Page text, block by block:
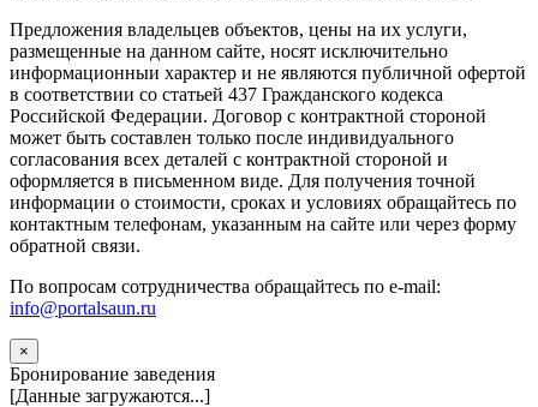
Предложения владельцев объектов, цены на их услуги,
размещенные на данном сайте, носят исключительно
информационныи характер и не являются публичной офертой
в соответствии со статьей 437 Гражданского кодекса
Российской Федерации. Договор с контрактной стороной
может быть составлен только после индивидуального
согласования всех деталей с контрактной стороной и
оформляется в письменном виде. Для получения точной
информации о стоимости, сроках и условиях обращайтесь по
контактным телефонам, указанным на сайте или через форму
обратной связи.
По вопросам сотрудничества обращайтесь по e-mail:
info@portalsaun.ru
×
Бронирование заведения
[Данные загружаются...]